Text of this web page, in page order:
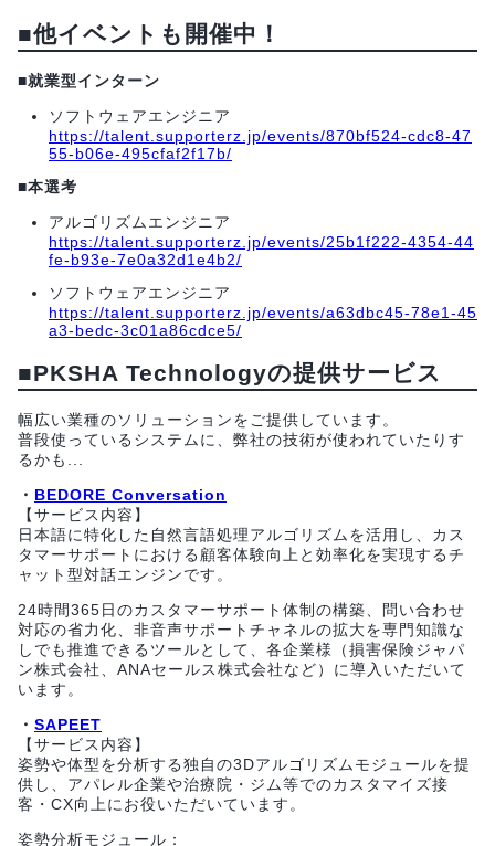
■他イベントも開催中！
■就業型インターン
ソフトウェアエンジニア
https://talent.supporterz.jp/events/870bf524-cdc8-47
55-b06e-495cfaf2f17b/
■本選考
アルゴリズムエンジニア
https://talent.supporterz.jp/events/25b1f222-4354-44
fe-b93e-7e0a32d1e4b2/
ソフトウェアエンジニア
https://talent.supporterz.jp/events/a63dbc45-78e1-45
a3-bedc-3c01a86cdce5/
■PKSHA Technologyの提供サービス
幅広い業種のソリューションをご提供しています。
普段使っているシステムに、弊社の技術が使われていたりす
るかも...
・ BEDORE Conversation
【サービス内容】
日本語に特化した自然言語処理アルゴリズムを活用し、カス
タマーサポートにおける顧客体験向上と効率化を実現するチ
ャット型対話エンジンです。
24時間365日のカスタマーサポート体制の構築、問い合わせ
対応の省力化、非音声サポートチャネルの拡大を専門知識な
しでも推進できるツールとして、各企業様（損害保険ジャパ
ン株式会社、ANAセールス株式会社など）に導入いただいて
います。
・ SAPEET
【サービス内容】
姿勢や体型を分析する独自の3Dアルゴリズムモジュールを提
供し、アパレル企業や治療院・ジム等でのカスタマイズ接
客・CX向上にお役いただいています。
姿勢分析モジュール：